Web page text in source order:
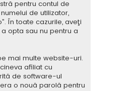
pentru contul de
de utilizator,
În toate cazurile, aveţi
opta sau nu pentru a
mai multe website-uri.
afiliat cu
de software-ul
o nouă parolă pentru